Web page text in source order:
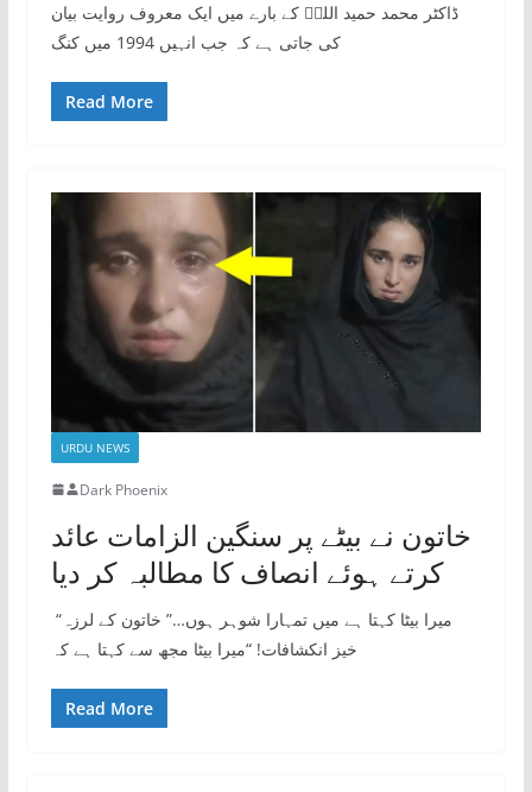
ڈاکٹر محمد حمید اللہؒ کے بارے میں ایک معروف روایت بیان
کی جاتی ہے کہ جب انہیں 1994 میں کنگ
Read More
URDU NEWS
Dark Phoenix
خاتون نے بیٹے پر سنگین الزامات عائد
کرتے ہوئے انصاف کا مطالبہ کر دیا
“میرا بیٹا کہتا ہے میں تمہارا شوہر ہوں…” خاتون کے لرزہ
خیز انکشافات! “میرا بیٹا مجھ سے کہتا ہے کہ
Read More